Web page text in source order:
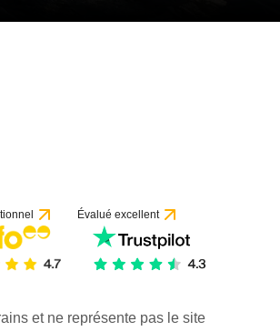
Évalué excellent
et ne représente pas le site